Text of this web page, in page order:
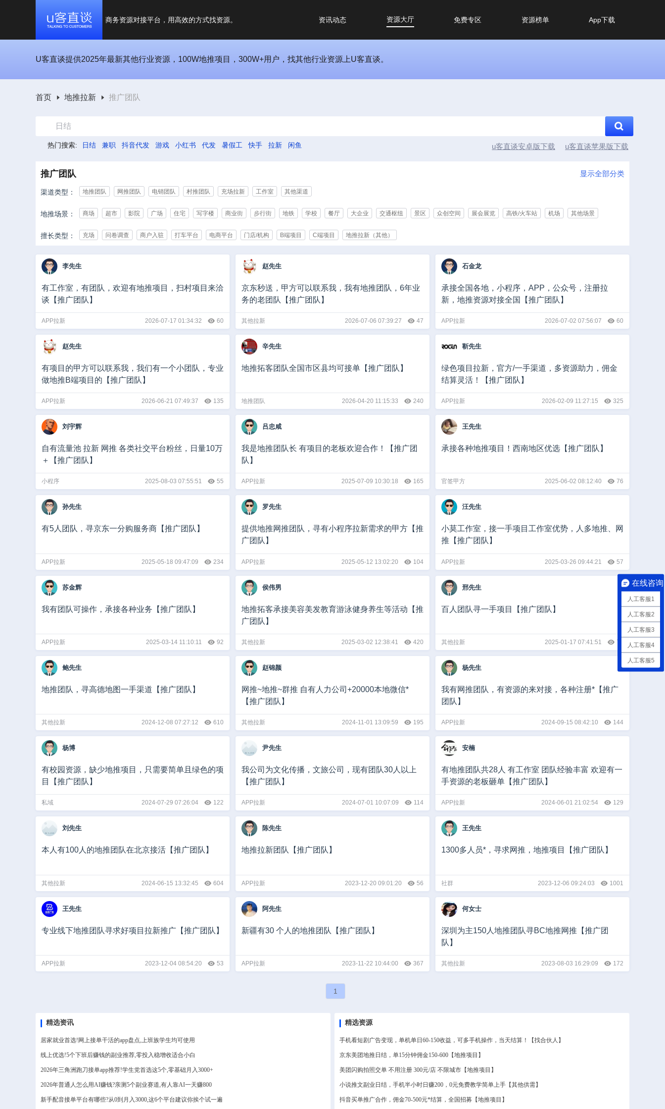
商务资源对接平台，用高效的方式找资源。 资讯动态 资源大厅 免费专区 资源榜单 App下载
U客直谈提供2025年最新其他行业资源，100W地推项目，300W+用户，找其他行业资源上U客直谈。
首页 地推拉新 推广团队
日结
热门搜索: 日结 兼职 抖音代发 游戏 小红书 代发 暑假工 快手 拉新 闲鱼 u客直谈安卓版下载 u客直谈苹果版下载
推广团队 显示全部分类
渠道类型： 地推团队 网推团队 电销团队 村推团队 充场拉新 工作室 其他渠道
地推场景： 商场 超市 影院 广场 住宅 写字楼 商业街 步行街 地铁 学校 餐厅 大企业 交通枢纽 景区 众创空间 展会展览 高铁/火车站 机场 其他场景
擅长类型： 充场 问卷调查 商户入驻 打车平台 电商平台 门店/机构 B端项目 C端项目 地推拉新（其他）
承接行业： IT/互联网 游戏 影视/动漫 亲子/母婴 教育/培训 化妆品/美容 快消/食品 企业服务 办公用品/生活用品 旅游 酒店 汽车 餐饮 婚庆 房产 家居建材
家政服务
能源/制造 其他行业
团队规模： 0-10人 10-50人 50-500人 500-1000人 1000人以上
推广日量： 1-50 10000-100000 10万以上
李先生
有工作室，有团队，欢迎有地推项目，扫村项目来洽
谈【推广团队】
APP拉新 2026-07-17 01:34:32 60
赵先生
京东秒送，甲方可以联系我，我有地推团队，6年业
务的老团队【推广团队】
其他拉新 2026-07-06 07:39:27 47
石金龙
承接全国各地，小程序，APP，公众号，注册拉
新，地推资源对接全国【推广团队】
APP拉新 2026-07-02 07:56:07 60
赵先生
有项目的甲方可以联系我，我们有一个小团队，专业
做地推B端项目的【推广团队】
APP拉新 2026-06-21 07:49:37 135
辛先生
地推拓客团队全国市区县均可接单【推广团队】
地推团队 2026-04-20 11:15:33 240
靳先生
绿色项目拉新，官方/一手渠道，多资源助力，佣金
结算灵活！【推广团队】
APP拉新 2026-02-09 11:27:15 325
刘宇辉
自有流量池 拉新 网推 各类社交平台粉丝，日量10万
＋【推广团队】
小程序 2025-08-03 07:55:51 55
吕忠咸
我是地推团队长 有项目的老板欢迎合作！【推广团
队】
APP拉新 2025-07-09 10:30:18 165
王先生
承接各种地推项目！西南地区优选【推广团队】
官签甲方 2025-06-02 08:12:40 76
孙先生
有5人团队，寻京东一分购服务商【推广团队】
APP拉新 2025-05-18 09:47:09 234
罗先生
提供地推网推团队，寻有小程序拉新需求的甲方【推
广团队】
APP拉新 2025-05-12 13:02:20 104
汪先生
小莫工作室，接一手项目工作室优势，人多地推、网
推【推广团队】
APP拉新 2025-03-26 09:44:21 57
苏金辉
我有团队可操作，承接各种业务【推广团队】
APP拉新 2025-03-14 11:10:11 92
侯伟男
地推拓客承接美容美发教育游泳健身养生等活动【推
广团队】
其他拉新 2025-03-02 12:38:41 420
邢先生
百人团队寻一手项目【推广团队】
其他拉新 2025-01-17 07:41:51 74
鲍先生
地推团队，寻高德地图一手渠道【推广团队】
其他拉新 2024-12-08 07:27:12 610
赵锦颜
网推~地推~群推 自有人力公司+20000本地微信*
【推广团队】
其他拉新 2024-11-01 13:09:59 195
杨先生
我有网推团队，有资源的来对接，各种注册*【推广
团队】
APP拉新 2024-09-15 08:42:10 144
杨博
有校园资源，缺少地推项目，只需要简单且绿色的项
目【推广团队】
私域 2024-07-29 07:26:04 122
尹先生
我公司为文化传播，文旅公司，现有团队30人以上
【推广团队】
APP拉新 2024-07-01 10:07:09 114
安楠
有地推团队共28人 有工作室 团队经验丰富 欢迎有一
手资源的老板砸单【推广团队】
APP拉新 2024-06-01 21:02:54 129
刘先生
本人有100人的地推团队在北京接活【推广团队】
其他拉新 2024-06-15 13:32:45 604
陈先生
地推拉新团队【推广团队】
APP拉新 2023-12-20 09:01:20 56
王先生
1300多人员*，寻求网推，地推项目【推广团队】
社群 2023-12-06 09:24:03 1001
王先生
专业线下地推团队寻求好项目拉新推广【推广团队】
APP拉新 2023-12-04 08:54:20 53
阿先生
新疆有30 个人的地推团队【推广团队】
APP拉新 2023-11-22 10:44:00 367
何女士
深圳为主150人地推团队寻BC地推网推【推广团
队】
其他拉新 2023-08-03 16:29:09 172
1
精选资讯
居家就业首选!网上接单干活的app盘点,上班族学生均可使用
线上优选!5个下班后赚钱的副业推荐,零投入稳增收适合小白
2026年三角洲跑刀接单app推荐!学生党首选这5个,零基础月入3000+
2026年普通人怎么用AI赚钱?亲测5个副业赛道,有人靠AI一天赚800
新手配音接单平台有哪些?从0到月入3000,这6个平台建议你挨个试一遍
精选资源
手机看短剧广告变现，单机单日60-150收益，可多手机操作，当天结算！【找合伙人】
京东美团地推日结，单15分钟佣金150-600【地推项目】
美团闪购拍照交单 不用注册 300元/店 不限城市【地推项目】
小说推文副业日结，手机半小时日赚200，0元免费教学简单上手【其他供需】
抖音买单推广合作，佣金70-500元*结算，全国招募【地推项目】
在线咨询
人工客服1
人工客服2
人工客服3
人工客服4
人工客服5